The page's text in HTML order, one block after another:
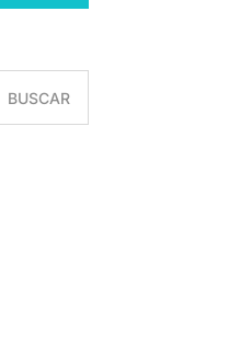
BUSCAR